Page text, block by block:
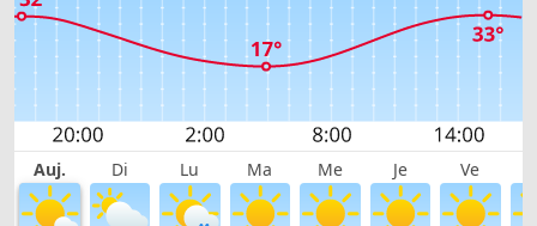
Auj. Di Lu Ma Me Je Ve